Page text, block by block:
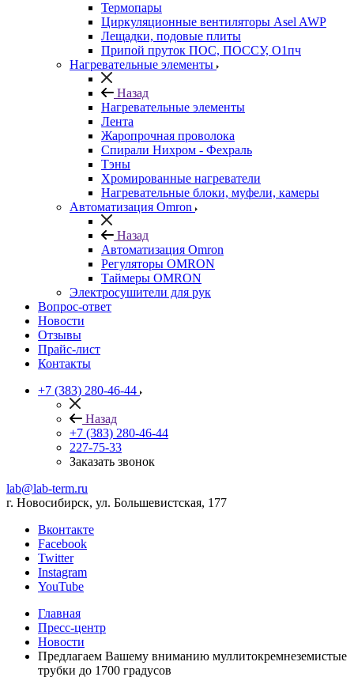
Термопары
Циркуляционные вентиляторы Asel AWP
Лещадки, подовые плиты
Припой пруток ПОС, ПОССУ, О1пч
Нагревательные элементы
Назад
Нагревательные элементы
Лента
Жаропрочная проволока
Спирали Нихром - Фехраль
Тэны
Хромированные нагреватели
Нагревательные блоки, муфели, камеры
Автоматизация Omron
Назад
Автоматизация Omron
Регуляторы OMRON
Таймеры OMRON
Электросушители для рук
Вопрос-ответ
Новости
Отзывы
Прайс-лист
Контакты
+7 (383) 280-46-44
Назад
+7 (383) 280-46-44
227-75-33
Заказать звонок
lab@lab-term.ru
г. Новосибирск, ул. Большевистская, 177
Вконтакте
Facebook
Twitter
Instagram
YouTube
Главная
Пресс-центр
Новости
Предлагаем Вашему вниманию муллитокремнеземистые
трубки до 1700 градусов